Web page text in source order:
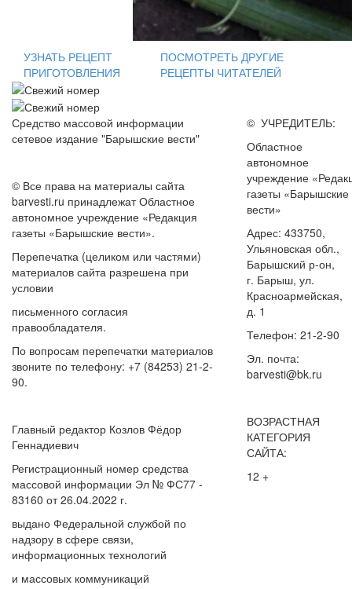
УЗНАТЬ РЕЦЕПТ
ПРИГОТОВЛЕНИЯ
ПОСМОТРЕТЬ ДРУГИЕ
РЕЦЕПТЫ ЧИТАТЕЛЕЙ
Средство массовой информации
сетевое издание "Барышские вести"
© Все права на материалы сайта
barvesti.ru принадлежат Областное
автономное учреждение «Редакция
газеты «Барышские вести».
Перепечатка (целиком или частями)
материалов сайта разрешена при
условии
письменного согласия
правообладателя.
По вопросам перепечатки материалов
звоните по телефону: +7 (84253) 21-2-
90.
Главный редактор Козлов Фёдор
Геннадиевич
Регистрационный номер средства
массовой информации Эл № ФС77 -
83160 от 26.04.2022 г.
выдано Федеральной службой по
надзору в сфере связи,
информационных технологий
и массовых коммуникаций
© УЧРЕДИТЕЛЬ:
Областное
автономное
учреждение
газеты «Барышские
вести»
Адрес: 433750,
Ульяновская обл.,
Барышский р-он,
г. Барыш, ул.
Красноармейская,
д. 1
Телефон: 21-2-90
Эл. почта:
barvesti@bk.ru
ВОЗРАСТНАЯ
КАТЕГОРИЯ
САЙТА:
12 +